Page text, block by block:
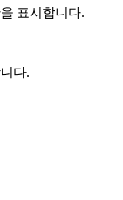
표시합니다.
다.